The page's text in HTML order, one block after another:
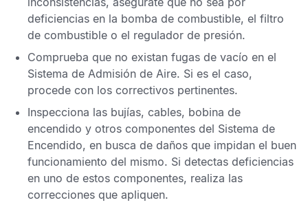
deficiencias en la bomba de combustible, el filtro
de combustible o el regulador de presión.
Comprueba que no existan fugas de vacío en el
Sistema de Admisión de Aire. Si es el caso,
procede con los correctivos pertinentes.
Inspecciona las bujías, cables, bobina de
encendido y otros componentes del Sistema de
Encendido, en busca de daños que impidan el buen
funcionamiento del mismo. Si detectas deficiencias
en uno de estos componentes, realiza las
correcciones que apliquen.